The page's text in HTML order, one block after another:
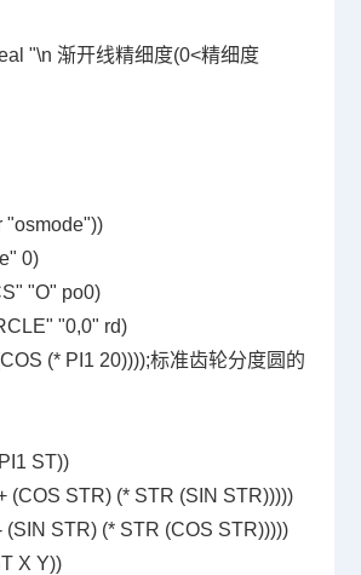
"\n 渐开线精细度(0<精细度
"osmode"))
0)
"O" po0)
"0,0" rd)
(* PI1 20))));标准齿轮分度圆的
ST))
(COS STR) (* STR (SIN STR)))))
(SIN STR) (* STR (COS STR)))))
X Y))